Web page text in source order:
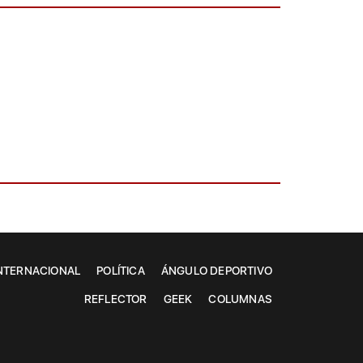
POLÍTICA ÁNGULO DEPORTIVO
REFLECTOR GEEK COLUMNAS